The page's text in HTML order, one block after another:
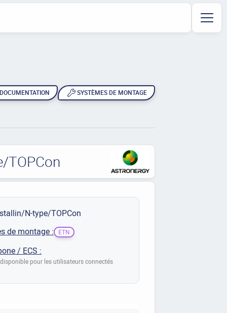
SYSTÈMES DE MONTAGE
TOPCon
N-type/TOPCon
de montage :
ETN
/ ECS :
pour les utilisateurs connectés